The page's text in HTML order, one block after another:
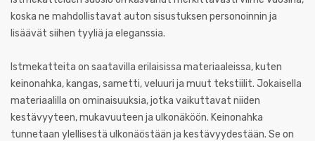
koska ne mahdollistavat auton sisustuksen personoinnin ja
lisäävät siihen tyyliä ja eleganssia.
Istmekatteita on saatavilla erilaisissa materiaaleissa, kuten
keinonahka, kangas, sametti, veluuri ja muut tekstiilit. Jokaisella
materiaalilla on ominaisuuksia, jotka vaikuttavat niiden
kestävyyteen, mukavuuteen ja ulkonäköön. Keinonahka
tunnetaan ylellisestä ulkonäöstään ja kestävyydestään. Se on